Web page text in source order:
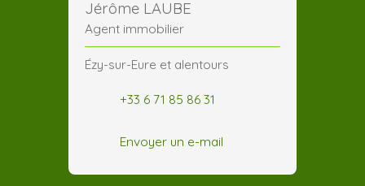
Jérôme LAUBE
Agent immobilier
Ézy-sur-Eure et alentours
+33 6 71 85 86 31
Envoyer un e-mail